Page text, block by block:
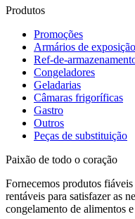
Produtos
Promoções
Armários de exposição
Ref-de-
Congeladores
Geladarias
Câmaras frigoríficas
Gastro
Outros
Peças de substituição
Paixão de todo o coração
Fornecemos produtos
rentáveis para satisfazer as
congelamento de alimentos